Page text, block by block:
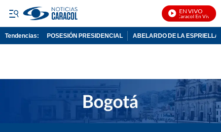
EN VIVO
Noticias Caracol En Vivo
Tendencias: POSESIÓN PRESIDENCIAL ABELARDO DE LA ESPRIELLA